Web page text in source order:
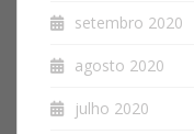
setembro 2020
agosto 2020
julho 2020